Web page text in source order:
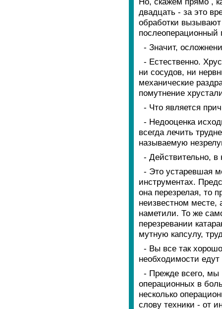
двадцать - за это
обработки
послеоперационный
- Значит,
- Естественно.
ни сосудов, ни
механические
помутнение
- Что является
- Недооценка
всегда лечить
называемую
- Действительно, в
- Это устаревшая
инструментах.
она перезрелая, то
неизвестном месте,
наметили. То же
перезревании
мутную капсулу,
- Вы все так
необходимости
- Прежде всего, мы
операционных в
несколько
слову техники - от